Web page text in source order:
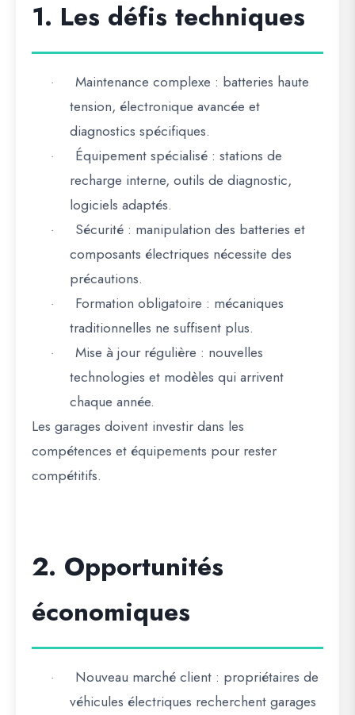
1. Les défis techniques
· Maintenance complexe : batteries haute
tension, électronique avancée et
diagnostics spécifiques.
· Équipement spécialisé : stations de
recharge interne, outils de diagnostic,
logiciels adaptés.
· Sécurité : manipulation des batteries et
composants électriques nécessite des
précautions.
· Formation obligatoire : mécaniques
traditionnelles ne suffisent plus.
· Mise à jour régulière : nouvelles
technologies et modèles qui arrivent
chaque année.
Les garages doivent investir dans les
compétences et équipements pour rester
compétitifs.
2. Opportunités
économiques
· Nouveau marché client : propriétaires de
véhicules électriques recherchent garages